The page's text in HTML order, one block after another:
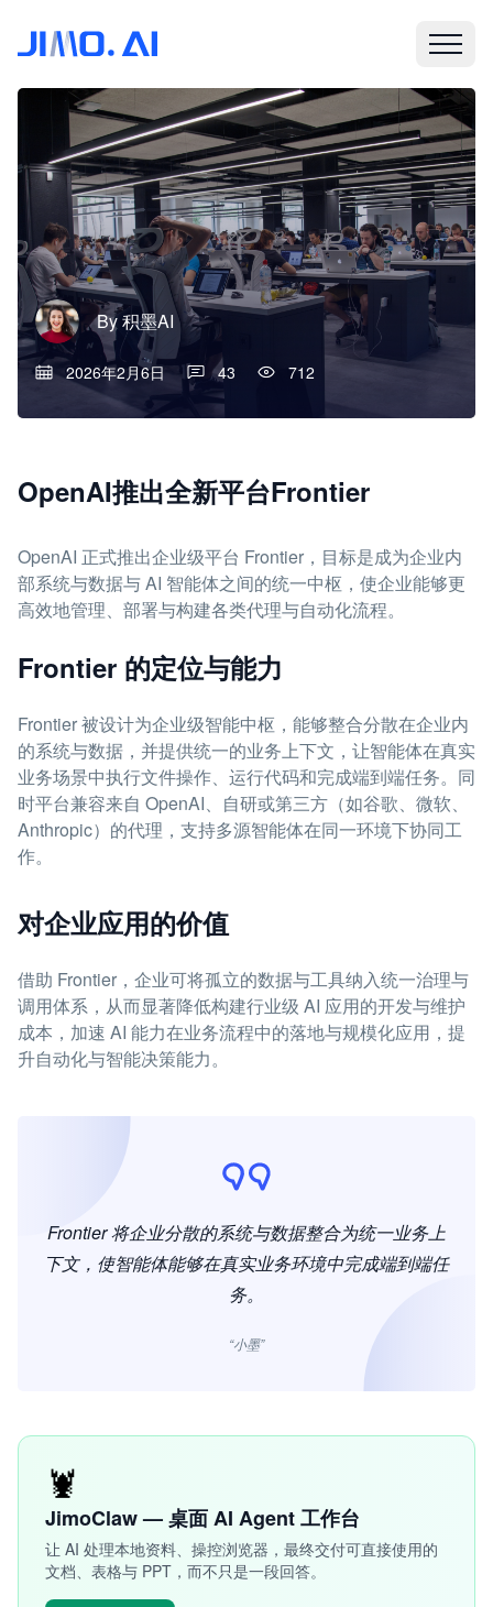
By积墨AI
2026年2月6日 43 712
OpenAI推出全新平台Frontier
OpenAI 正式推出企业级平台 Frontier，目标是成为企业内
部系统与数据与 AI 智能体之间的统一中枢，使企业能够更
高效地管理、部署与构建各类代理与自动化流程。
Frontier 的定位与能力
Frontier 被设计为企业级智能中枢，能够整合分散在企业内
的系统与数据，并提供统一的业务上下文，让智能体在真实
业务场景中执行文件操作、运行代码和完成端到端任务。同
时平台兼容来自 OpenAI、自研或第三方（如谷歌、微软、
Anthropic）的代理，支持多源智能体在同一环境下协同工
作。
对企业应用的价值
借助 Frontier，企业可将孤立的数据与工具纳入统一治理与
调用体系，从而显著降低构建行业级 AI 应用的开发与维护
成本，加速 AI 能力在业务流程中的落地与规模化应用，提
升自动化与智能决策能力。
Frontier 将企业分散的系统与数据整合为统一业务上
下文，使智能体能够在真实业务环境中完成端到端任
务。
“小墨”
🦞
JimoClaw — 桌面 AI Agent 工作台
让 AI 处理本地资料、操控浏览器，最终交付可直接使用的
文档、表格与 PPT，而不只是一段回答。